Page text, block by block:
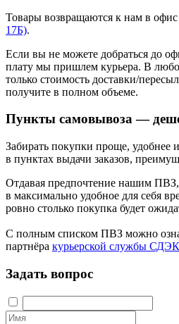
Товары возвращаются к нам в офис
17Б).
Если вы не можете добраться до
плату мы пришлем курьера. В
только стоимость доставки/
получите в полном объеме.
Пункты самовывоза —
Забирать покупки проще, удобнее
в пунктах выдачи заказов,
Отдавая предпочтение нашим ПВЗ,
в максимально удобное для себя
ровно столько покупка будет
С полным списком ПВЗ можно
партнёра курьерской службы СДЭК
Задать вопрос